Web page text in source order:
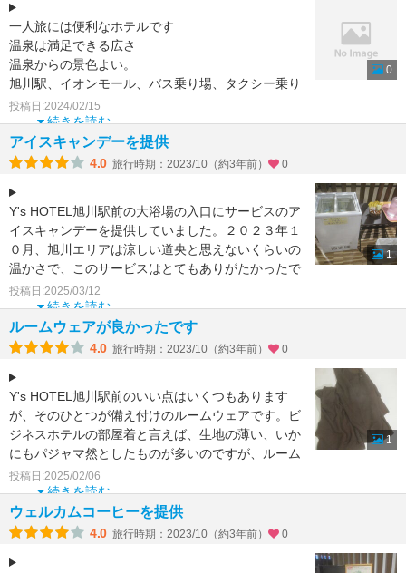
一人旅には便利なホテルです
温泉は満足できる広さ
温泉からの景色よい。
旭川駅、イオンモール、バス乗り場、タクシー乗り
場も
大変便利なおすすめのホテルです
次回も利用したいホテルです
ホテ
続きを読む
投稿日:2024/02/15
0
アイスキャンデーを提供
4.0 旅行時期：2023/10（約3年前） 0
Y's HOTEL旭川駅前の大浴場の入口にサービスのア
イスキャンデーを提供していました。２０２３年１
０月、旭川エリアは涼しい道央と思えないくらいの
温かさで、このサービスはとてもありがたかったで
す。風呂
続きを読む
投稿日:2025/03/12
1
ルームウェアが良かったです
4.0 旅行時期：2023/10（約3年前） 0
Y's HOTEL旭川駅前のいい点はいくつもあります
が、そのひとつが備え付けのルームウェアです。ビ
ジネスホテルの部屋着と言えば、生地の薄い、いか
にもパジャマ然としたものが多いのですが、ルーム
ウェアは厚
続きを読む
投稿日:2025/02/06
1
ウェルカムコーヒーを提供
4.0 旅行時期：2023/10（約3年前） 0